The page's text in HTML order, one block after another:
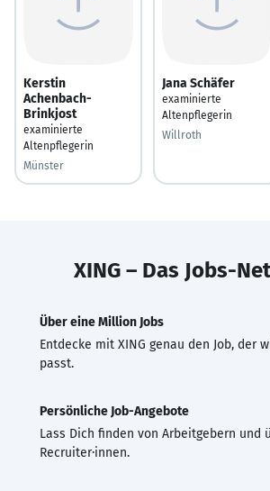
Kerstin
Achenbach-
Brinkjost
examinierte
Altenpflegerin
Münster
Jana Schäfer
examinierte
Altenpflegerin
Willroth
XING – Das Jobs-
Über eine Million Jobs
Entdecke mit XING genau den Job, der
passt.
Persönliche Job-Angebote
Lass Dich finden von Arbeitgebern und
Recruiter·innen.